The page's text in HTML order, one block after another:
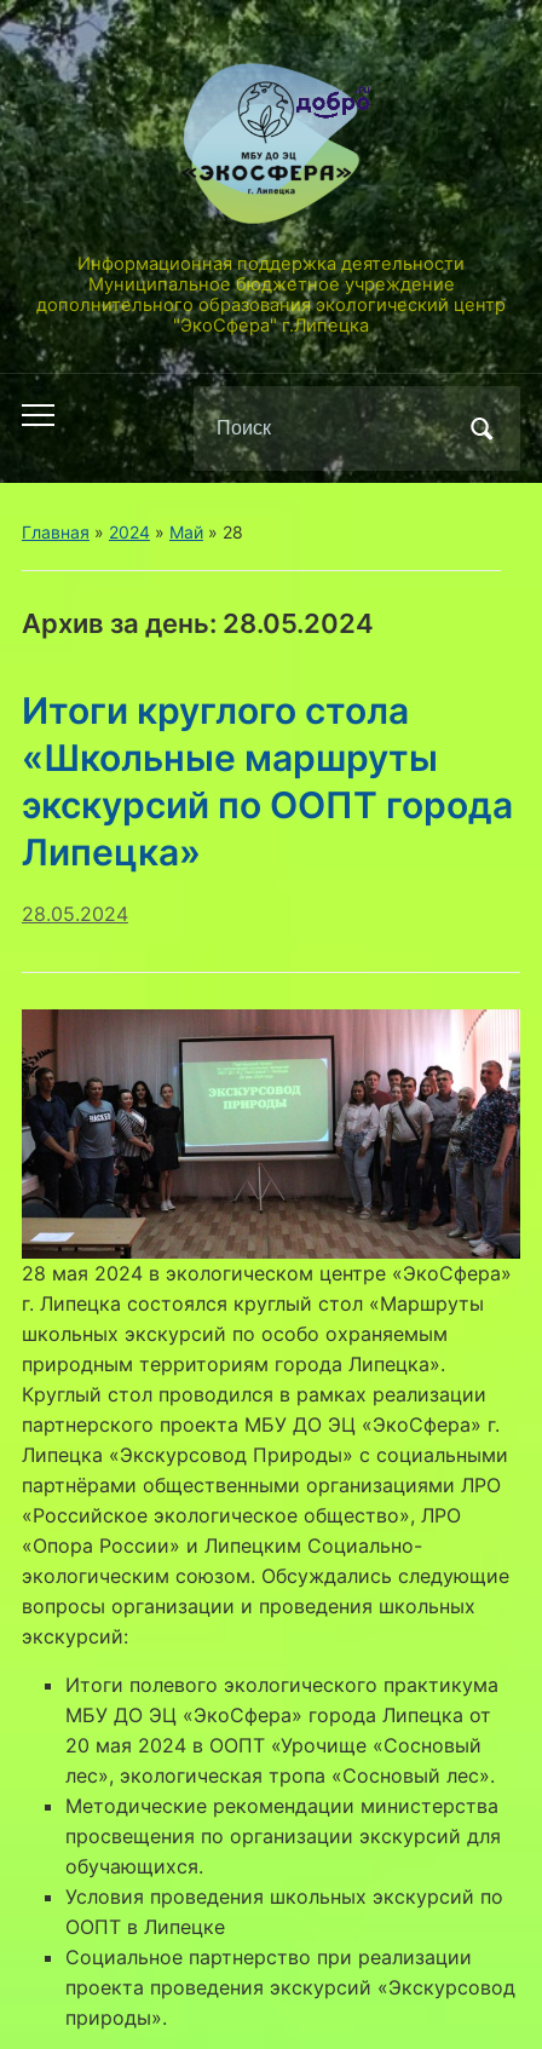
Информационная поддержка деятельности
Муниципальное бюджетное учреждение
дополнительного образования экологический центр
"ЭкоСфера" г.Липецка
Переключить
мобильное
меню
Поиск
по:
Главная » 2024» Май» 28
Архив за день: 28.05.2024
Итоги круглого стола
«Школьные маршруты
экскурсий по ООПТ города
Липецка»
28.05.2024
28 мая 2024 в экологическом центре «ЭкоСфера»
г. Липецка состоялся круглый стол «Маршруты
школьных экскурсий по особо охраняемым
природным территориям города Липецка».
Круглый стол проводился в рамках реализации
партнерского проекта МБУ ДО ЭЦ «ЭкоСфера» г.
Липецка «Экскурсовод Природы» с социальными
партнёрами общественными организациями ЛРО
«Российское экологическое общество», ЛРО
«Опора России» и Липецким Социально-
экологическим союзом. Обсуждались следующие
вопросы организации и проведения школьных
экскурсий:
Итоги полевого экологического практикума
МБУ ДО ЭЦ «ЭкоСфера» города Липецка от
20 мая 2024 в ООПТ «Урочище «Сосновый
лес», экологическая тропа «Сосновый лес».
Методические рекомендации министерства
просвещения по организации экскурсий для
обучающихся.
Условия проведения школьных экскурсий по
ООПТ в Липецке
Социальное партнерство при реализации
проекта проведения экскурсий «Экскурсовод
природы».